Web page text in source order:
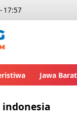
17:57
Jawa Barat